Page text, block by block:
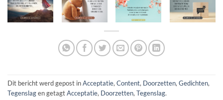
Dit bericht werd gepost inAcceptatie,Content, Doorzetten,Gedichten,
Tegenslagen getagtAcceptatie, Doorzetten,Tegenslag.